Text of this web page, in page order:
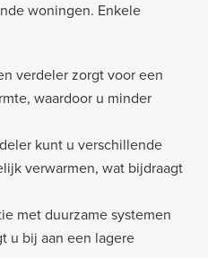
woningen. Enkele
verdeler zorgt voor een
waardoor u minder
kunt u verschillende
verwarmen, wat bijdraagt
met duurzame systemen
u bij aan een lagere